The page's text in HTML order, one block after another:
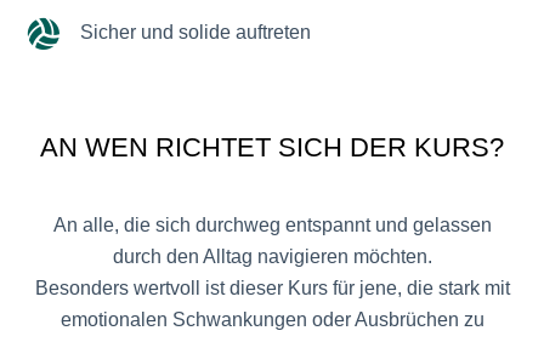
Sicher und solide auftreten
AN WEN RICHTET SICH DER KURS?
An alle, die sich durchweg entspannt und gelassen
durch den Alltag navigieren möchten.
Besonders wertvoll ist dieser Kurs für jene, die stark mit
emotionalen Schwankungen oder Ausbrüchen zu